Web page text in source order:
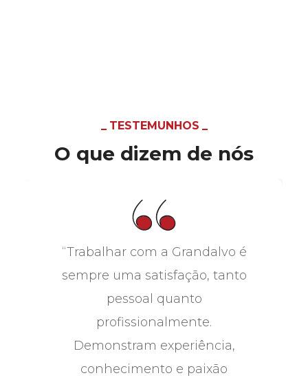
TESTEMUNHOS
O que dizem de nós
“Trabalhar com a Grandalvo é
sempre uma satisfação, tanto
pessoal quanto
profissionalmente.
Demonstram experiência,
conhecimento e paixão